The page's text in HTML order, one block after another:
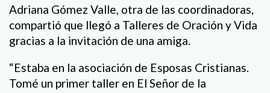
Adriana Gómez Valle, otra de las coordinadoras,
compartió que llegó a Talleres de Oración y Vida
gracias a la invitación de una amiga.
“Estaba en la asociación de Esposas Cristianas.
Tomé un primer taller en El Señor de la